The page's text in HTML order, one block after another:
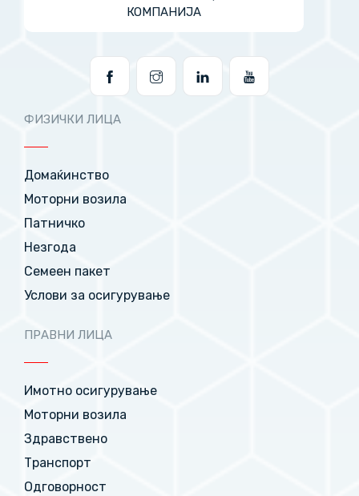
КОМПАНИЈА
ФИЗИЧКИ ЛИЦА
Домаќинство
Моторни возила
Патничко
Незгода
Семеен пакет
Услови за осигурување
ПРАВНИ ЛИЦА
Имотно осигурување
Моторни возила
Здравствено
Транспорт
Одговорност